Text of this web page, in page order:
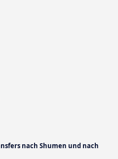
nach Shumen und nach